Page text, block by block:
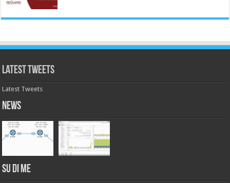
Latest Tweets
Latest Tweets
News
Su di me